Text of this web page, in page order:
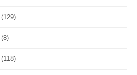
(129)
(8)
(118)